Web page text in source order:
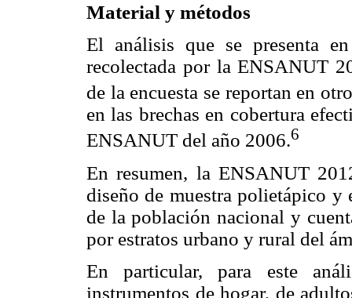
Material y métodos
El análisis que se presenta
recolectada por la ENSANUT
de la encuesta se reportan en
en las brechas en cobertura
ENSANUT del año 2006.6
En resumen, la ENSANUT
diseño de muestra polietápico y
de la población nacional y
por estratos urbano y rural del
En particular, para este
instrumentos de hogar, de